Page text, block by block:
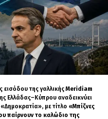
εισόδου της γαλλικής Meridiam
Ελλάδας–Κύπρου αναδεικνύει
με τίτλο «Μπίζνες
παίρνουν το καλώδιο της